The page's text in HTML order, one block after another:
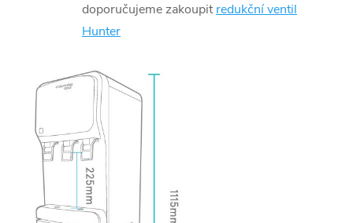
doporučujeme zakoupitredukční ventil
Hunter